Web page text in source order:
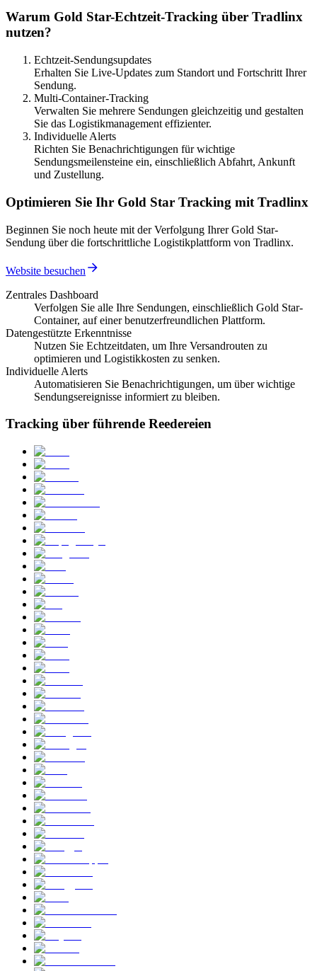
Warum Gold Star-Echtzeit-Tracking über Tradlinx
nutzen?
Echtzeit-Sendungsupdates
Erhalten Sie Live-Updates zum Standort und Fortschritt Ihrer
Sendung.
Multi-Container-Tracking
Verwalten Sie mehrere Sendungen gleichzeitig und gestalten
Sie das Logistikmanagement effizienter.
Individuelle Alerts
Richten Sie Benachrichtigungen für wichtige
Sendungsmeilensteine ein, einschließlich Abfahrt, Ankunft
und Zustellung.
Optimieren Sie Ihr Gold Star Tracking mit Tradlinx
Beginnen Sie noch heute mit der Verfolgung Ihrer Gold Star-
Sendung über die fortschrittliche Logistikplattform von Tradlinx.
Website besuchen
Zentrales Dashboard
Verfolgen Sie alle Ihre Sendungen, einschließlich Gold Star-
Container, auf einer benutzerfreundlichen Plattform.
Datengestützte Erkenntnisse
Nutzen Sie Echtzeitdaten, um Ihre Versandrouten zu
optimieren und Logistikkosten zu senken.
Individuelle Alerts
Automatisieren Sie Benachrichtigungen, um über wichtige
Sendungsereignisse informiert zu bleiben.
Tracking über führende Reedereien